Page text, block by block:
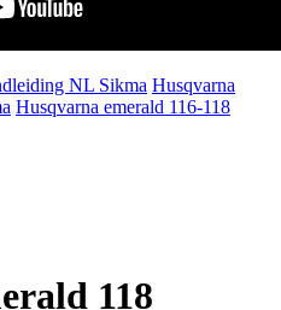
NL Sikma Husqvarna
Husqvarna emerald 116-118
118